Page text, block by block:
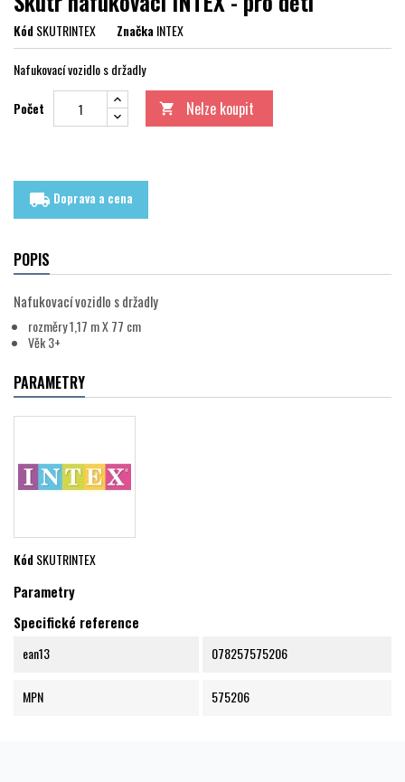
KódSKUTRINTEX ZnačkaINTEX
Nafukovací vozidlo s držadly
Počet  Nelze koupit
local_shipping Doprava a cena
POPIS
Nafukovací vozidlo s držadly
rozměry 1,17 m X 77 cm
Věk 3+
PARAMETRY
KódSKUTRINTEX
Parametry
Specifické reference
ean13 078257575206
MPN 575206